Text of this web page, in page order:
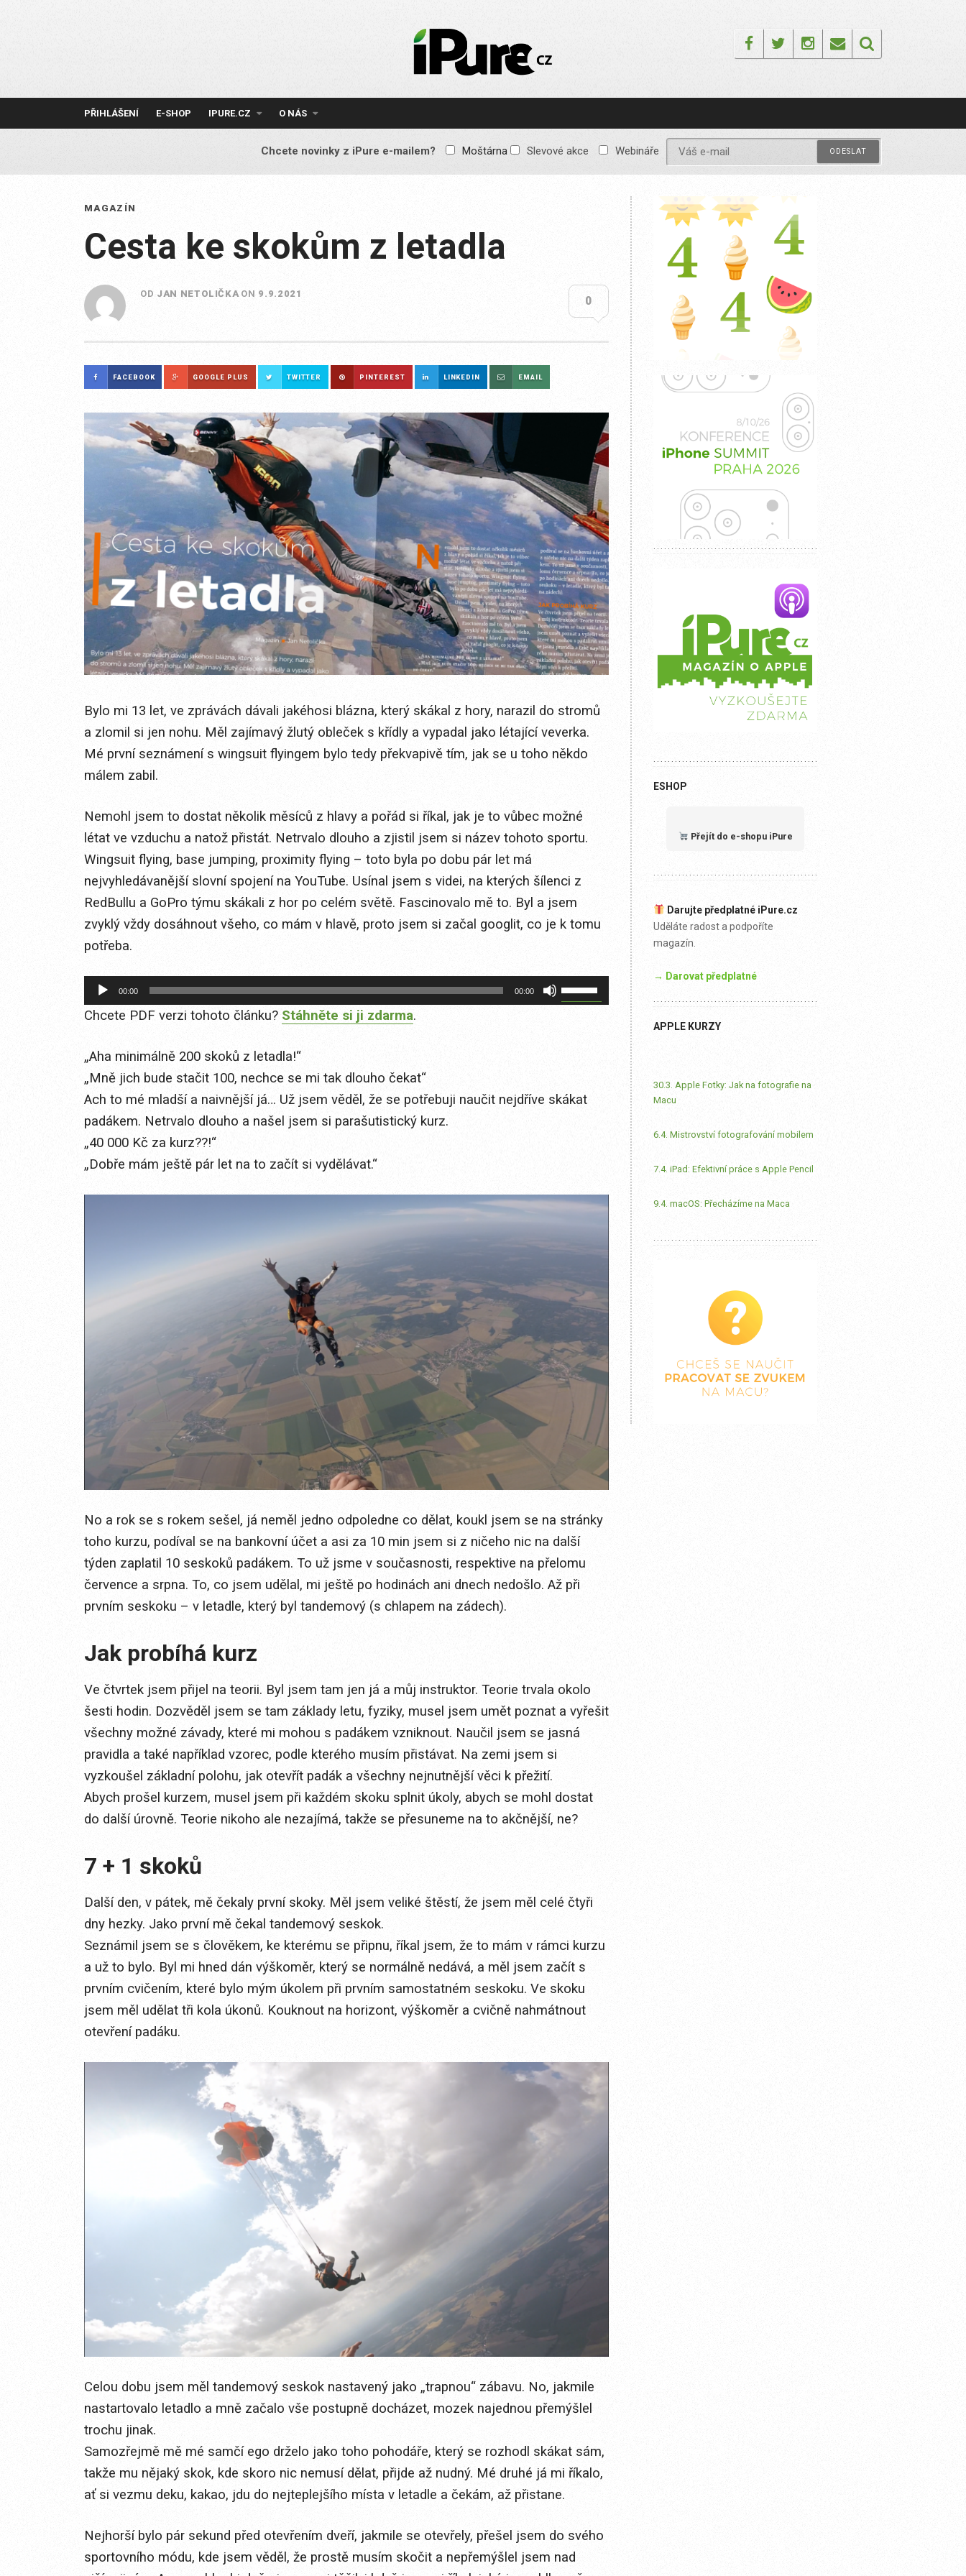
IPURE.CZ
Prémiový Apple e-
reklamy, žádné
obsah pro všechny
FacebookTwitterInstagram
Email
PŘIHLÁŠENÍ E-SHOP IPURE.CZ O NÁS
Chcete novinky z iPure e-mailem? Moštárna Slevové akce Webináře
MAGAZÍN
Cesta ke skokům z letadla
OD JAN NETOLIČKA ON 9.9.2021
0
FACEBOOK GOOGLE PLUS TWITTER PINTEREST LINKEDIN EMAIL
Bylo mi 13 let, ve zprávách dávali jakéhosi blázna, který skákal z hory, narazil do stromů
a zlomil si jen nohu. Měl zajímavý žlutý obleček s křídly a vypadal jako létající veverka.
Mé první seznámení s wingsuit flyingem bylo tedy překvapivě tím, jak se u toho někdo
málem zabil.
Nemohl jsem to dostat několik měsíců z hlavy a pořád si říkal, jak je to vůbec možné
létat ve vzduchu a natož přistát. Netrvalo dlouho a zjistil jsem si název tohoto sportu.
Wingsuit flying, base jumping, proximity flying – toto byla po dobu pár let má
nejvyhledávanější slovní spojení na YouTube. Usínal jsem s videi, na kterých šílenci z
RedBullu a GoPro týmu skákali z hor po celém světě. Fascinovalo mě to. Byl a jsem
zvyklý vždy dosáhnout všeho, co mám v hlavě, proto jsem si začal googlit, co je k tomu
potřeba.
Audio
přehrávač
00:00 00:00
Použitím
šipek
nahoru/dolů
snížíte
Chcete PDF verzi tohoto článku? Stáhněte si ji zdarma.
„Aha minimálně 200 skoků z letadla!“
„Mně jich bude stačit 100, nechce se mi tak dlouho čekat“
Ach to mé mladší a naivnější já… Už jsem věděl, že se potřebuji naučit nejdříve skákat
padákem. Netrvalo dlouho a našel jsem si parašutistický kurz.
„40 000 Kč za kurz??!“
„Dobře mám ještě pár let na to začít si vydělávat.“
No a rok se s rokem sešel, já neměl jedno odpoledne co dělat, koukl jsem se na stránky
toho kurzu, podíval se na bankovní účet a asi za 10 min jsem si z ničeho nic na další
týden zaplatil 10 seskoků padákem. To už jsme v současnosti, respektive na přelomu
července a srpna. To, co jsem udělal, mi ještě po hodinách ani dnech nedošlo. Až při
prvním seskoku – v letadle, který byl tandemový (s chlapem na zádech).
Jak probíhá kurz
Ve čtvrtek jsem přijel na teorii. Byl jsem tam jen já a můj instruktor. Teorie trvala okolo
šesti hodin. Dozvěděl jsem se tam základy letu, fyziky, musel jsem umět poznat a vyřešit
všechny možné závady, které mi mohou s padákem vzniknout. Naučil jsem se jasná
pravidla a také například vzorec, podle kterého musím přistávat. Na zemi jsem si
vyzkoušel základní polohu, jak otevřít padák a všechny nejnutnější věci k přežití.
Abych prošel kurzem, musel jsem při každém skoku splnit úkoly, abych se mohl dostat
do další úrovně. Teorie nikoho ale nezajímá, takže se přesuneme na to akčnější, ne?
7 + 1 skoků
Další den, v pátek, mě čekaly první skoky. Měl jsem veliké štěstí, že jsem měl celé čtyři
dny hezky. Jako první mě čekal tandemový seskok.
Seznámil jsem se s člověkem, ke kterému se připnu, říkal jsem, že to mám v rámci kurzu
a už to bylo. Byl mi hned dán výškoměr, který se normálně nedává, a měl jsem začít s
prvním cvičením, které bylo mým úkolem při prvním samostatném seskoku. Ve skoku
jsem měl udělat tři kola úkonů. Kouknout na horizont, výškoměr a cvičně nahmátnout
otevření padáku.
Celou dobu jsem měl tandemový seskok nastavený jako „trapnou“ zábavu. No, jakmile
nastartovalo letadlo a mně začalo vše postupně docházet, mozek najednou přemýšlel
trochu jinak.
Samozřejmě mě mé samčí ego drželo jako toho pohodáře, který se rozhodl skákat sám,
takže mu nějaký skok, kde skoro nic nemusí dělat, přijde až nudný. Mé druhé já mi říkalo,
ať si vezmu deku, kakao, jdu do nejteplejšího místa v letadle a čekám, až přistane.
Nejhorší bylo pár sekund před otevřením dveří, jakmile se otevřely, přešel jsem do svého
sportovního módu, kde jsem věděl, že prostě musím skočit a nepřemýšlel jsem nad
ESHOP
Přejít do e-shopu iPure
Darujte předplatné iPure.cz
Uděláte radost a podpoříte
magazín.
→ Darovat předplatné
APPLE KURZY
30.3. Apple Fotky: Jak na fotografie na
Macu
6.4. Mistrovství fotografování mobilem
7.4. iPad: Efektivní práce s Apple Pencil
9.4. macOS: Přecházíme na Maca